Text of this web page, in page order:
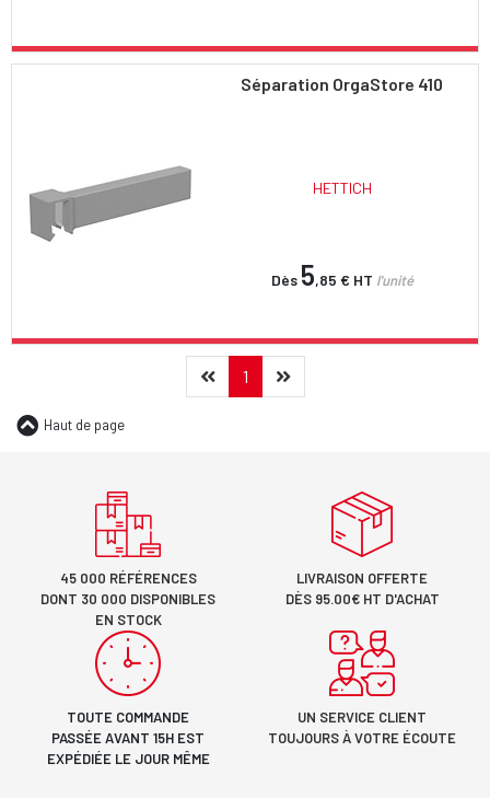
Séparation OrgaStore 410
HETTICH
Dès 5,85 € HT l'unité
Précédent
1(current)Suivant
Haut de page
45 000 RÉFÉRENCES
DONT 30 000 DISPONIBLES
EN STOCK
LIVRAISON OFFERTE
DÈS 95.00€ HT D'ACHAT
TOUTE COMMANDE
PASSÉE AVANT 15H EST
EXPÉDIÉE LE JOUR MÊME
UN SERVICE CLIENT
TOUJOURS À VOTRE ÉCOUTE